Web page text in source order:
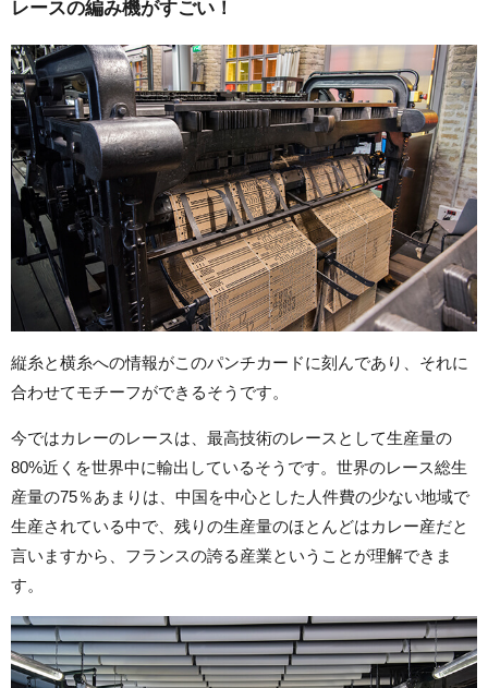
レースの編み機がすごい！
縦糸と横糸への情報がこのパンチカードに刻んであり、それに
合わせてモチーフができるそうです。
今ではカレーのレースは、最高技術のレースとして生産量の
80%近くを世界中に輸出しているそうです。世界のレース総生
産量の75％あまりは、中国を中心とした人件費の少ない地域で
生産されている中で、残りの生産量のほとんどはカレー産だと
言いますから、フランスの誇る産業ということが理解できま
す。